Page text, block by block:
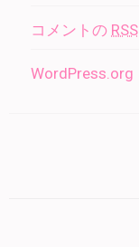
コメントの RSS
WordPress.org